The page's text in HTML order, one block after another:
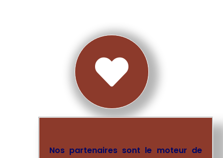

Nos partenaires sont le moteur de